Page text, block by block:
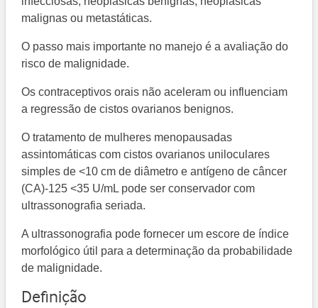
malignas ou metastáticas.
O passo mais importante no manejo é a avaliação do
risco de malignidade.
Os contraceptivos orais não aceleram ou influenciam
a regressão de cistos ovarianos benignos.
O tratamento de mulheres menopausadas
assintomáticas com cistos ovarianos uniloculares
simples de <10 cm de diâmetro e antígeno de câncer
(CA)-125 <35 U/mL pode ser conservador com
ultrassonografia seriada.
A ultrassonografia pode fornecer um escore de índice
morfológico útil para a determinação da probabilidade
de malignidade.
Definição